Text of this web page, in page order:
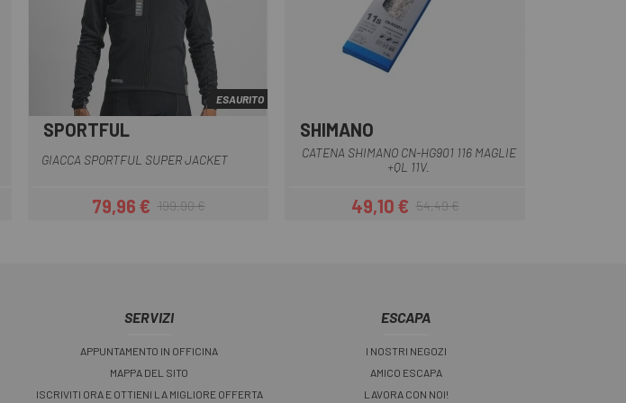
Blu scuro
ESAURITO
SPORTFUL
GIACCA SPORTFUL SUPER JACKET
Prezzo
79,96 €Prezzo base
199,90 €
SHIMANO
CATENA SHIMANO CN-HG901 116 MAGLIE
+QL 11V.
Prezzo
49,10 €Prezzo base
54,49 €
SERVIZI
APPUNTAMENTO IN OFFICINA
MAPPA DEL SITO
ISCRIVITI ORA E OTTIENI LA MIGLIORE OFFERTA
ESCAPA
I NOSTRI NEGOZI
AMICO ESCAPA
LAVORA CON NOI!